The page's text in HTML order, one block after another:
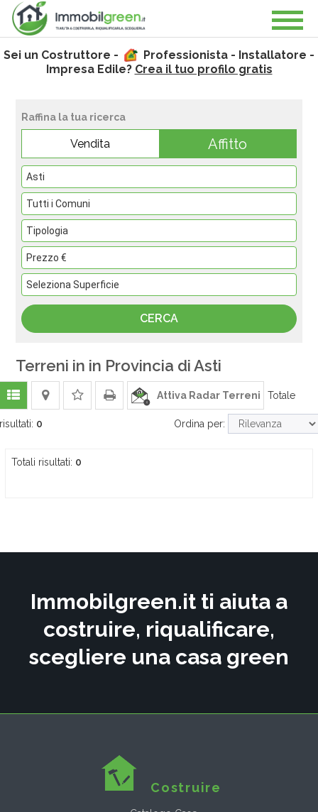
Sei un Costruttore -
Professionista - Installatore -
Impresa Edile? Crea il tuo profilo gratis
Raffina la tua ricerca
Vendita Affitto
Terreni in in Provincia di Asti
Attiva Radar Terreni Totale
risultati: 0 Ordina per:
Totali risultati: 0
Immobilgreen.it ti aiuta a
costruire, riqualificare,
scegliere una casa green
Costruire